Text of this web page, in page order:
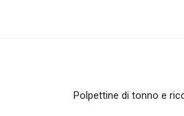
Polpettine di tonno e